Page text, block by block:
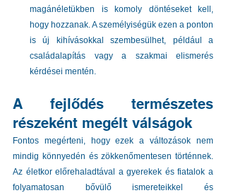
magánéletükben is komoly döntéseket kell,
hogy hozzanak. A személyiségük ezen a ponton
is új kihívásokkal szembesülhet, például a
családalapítás vagy a szakmai elismerés
kérdései mentén.
A fejlődés természetes
részeként megélt válságok
Fontos megérteni, hogy ezek a változások nem
mindig könnyedén és zökkenőmentesen történnek.
Az életkor előrehaladtával a gyerekek és fiatalok a
folyamatosan bővülő ismereteikkel és